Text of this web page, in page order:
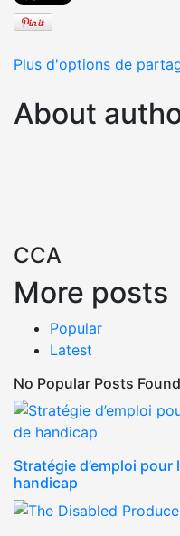
Plus d'options de
About
CCA
More posts
Popular
Latest
No Popular Posts Found
Stratégie d’emploi
handicap